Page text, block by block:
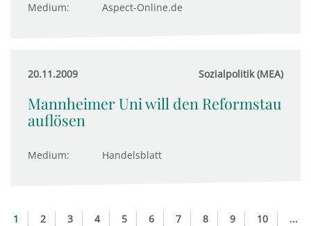
Medium: Aspect-Online.de
20.11.2009 Sozialpolitik (MEA)
Mannheimer Uni will den Reformstau
auflösen
Medium: Handelsblatt
1 2 3 4 5 6 7 8 9 10
...